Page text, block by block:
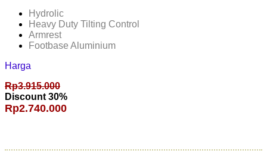
Hydrolic
Heavy Duty Tilting Control
Armrest
Footbase Aluminium
Harga
Rp3.915.000
Discount 30%
Rp2.740.000